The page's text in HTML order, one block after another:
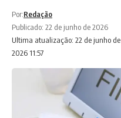
Ultima atualização: 22 de junho de
2026 11:57
Por:Redação
Publicado: 22 de junho de 2026